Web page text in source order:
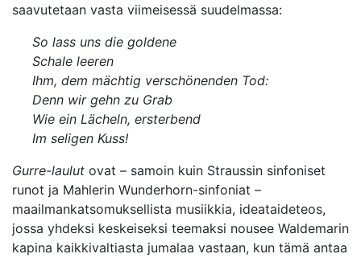
saavutetaan vasta viimeisessä suudelmassa:
So lass uns die goldene
Schale leeren
Ihm, dem mächtig verschönenden Tod:
Denn wir gehn zu Grab
Wie ein Lächeln, ersterbend
Im seligen Kuss!
Gurre-laulut ovat – samoin kuin Straussin sinfoniset
runot ja Mahlerin Wunderhorn-sinfoniat –
maailmankatsomuksellista musiikkia, ideataideteos,
jossa yhdeksi keskeiseksi teemaksi nousee Waldemarin
kapina kaikkivaltiasta jumalaa vastaan, kun tämä antaa